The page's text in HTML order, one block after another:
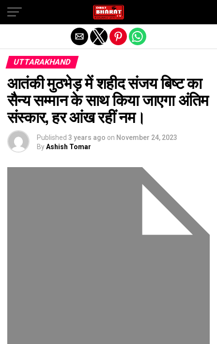
UTTARAKHAND
आतंकी मुठभेड़ में शहीद संजय बिष्ट का
सैन्य सम्मान के साथ किया जाएगा अंतिम
संस्कार, हर आंख रहीं नम।
Published 3 years ago on November 24, 2023
ByAshish Tomar
Exit mobile version